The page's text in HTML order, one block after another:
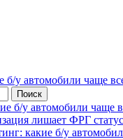
б/у автомобили чаще
Поиск
б/у автомобили чаще
лишает ФРГ
какие б/у